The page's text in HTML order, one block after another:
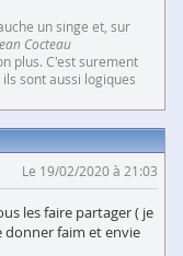
un singe et, sur
Cocteau
plus. C'est surement
sont aussi logiques
Le 19/02/2020 à 21:03
les faire partager ( je
donner faim et envie